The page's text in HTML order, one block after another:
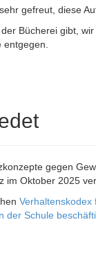
gefreut, diese
Bücherei gibt,
entgegen.
gegen
im Oktober 2025
Verhaltenskodex
der Schule